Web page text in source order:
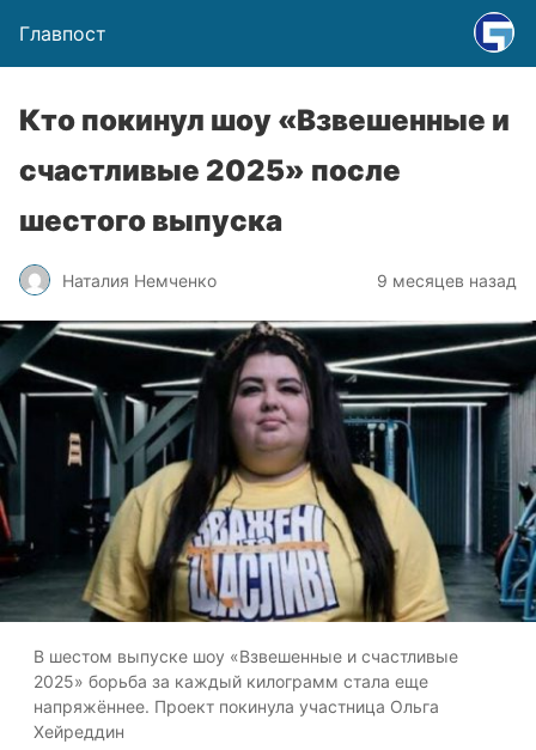
Главпост
Кто покинул шоу «Взвешенные и
счастливые 2025» после
шестого выпуска
Наталия Немченко 9 месяцев назад
В шестом выпуске шоу «Взвешенные и счастливые
2025» борьба за каждый килограмм стала еще
напряжённее. Проект покинула участница Ольга
Хейреддин